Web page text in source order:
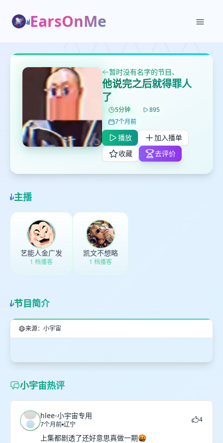
EarsOnMe
暂时没有名字的节目、
他说完之后就得罪人
了
5分钟
895
7个月前
播放
加入播单
收藏
去评价
主播
艺能人金广发
1 档播客
凯文不想略
1 档播客
节目简介
来源：小宇宙
小宇宙热评
hlee-小宇宙专用
7个月前 辽宁
4
上集都剧透了还好意思真做一期🤬
打分
鼠标下留人
最长200字
删除确认
取消 确认删除
加入播单